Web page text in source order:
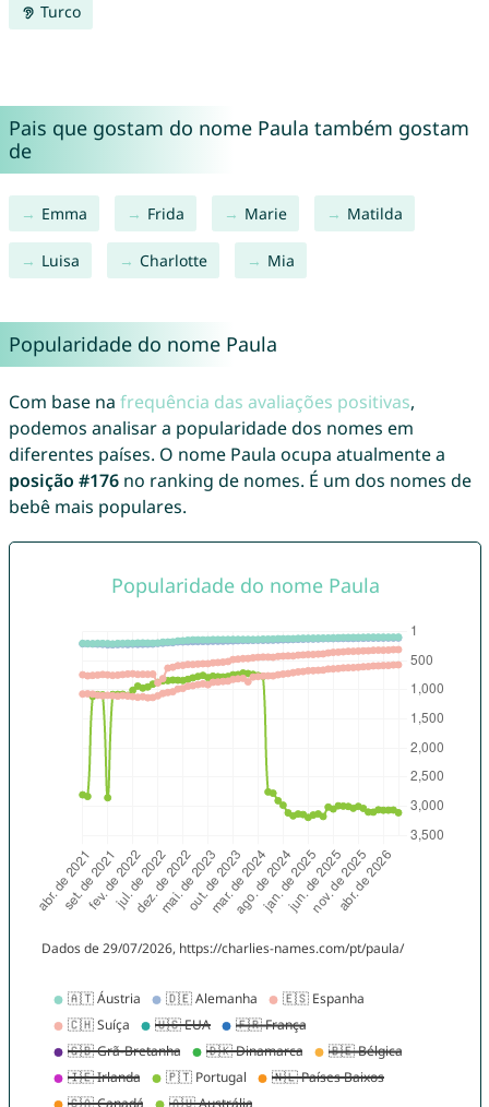
Turco
Pais que gostam do nome Paula também gostam
de
Emma Frida Marie Matilda
Luisa Charlotte Mia
Popularidade do nome Paula
Com base na frequência das avaliações positivas,
podemos analisar a popularidade dos nomes em
diferentes países. O nome Paula ocupa atualmente a
posição #176no ranking de nomes. É um dos nomes de
bebê mais populares.